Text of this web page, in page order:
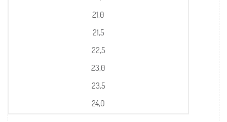
21,0
21,5
22,5
23,0
23,5
24,0